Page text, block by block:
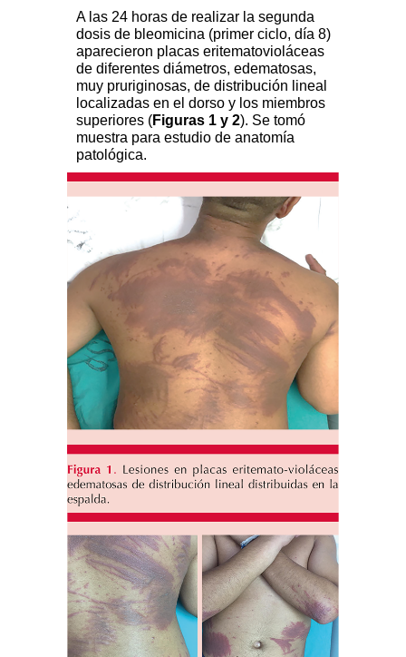
A las 24 horas de realizar la segunda
dosis de bleomicina (primer ciclo, día 8)
aparecieron placas eritematovioláceas
de diferentes diámetros, edematosas,
muy pruriginosas, de distribución lineal
localizadas en el dorso y los miembros
superiores (Figuras 1 y 2). Se tomó
muestra para estudio de anatomía
patológica.